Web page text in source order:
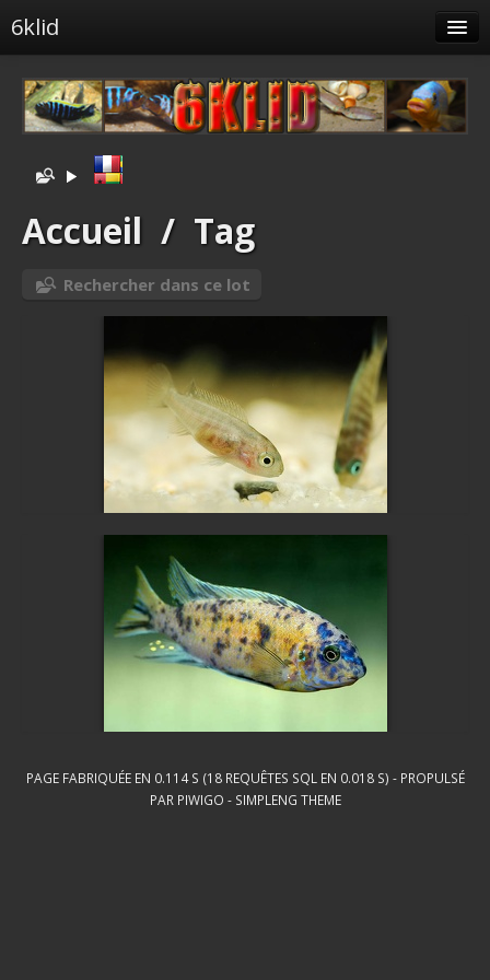
6klid
Tags liés
Spéciales
Albums liés
Identification
Accueil / Tag
Rechercher dans ce lot
PAGE FABRIQUÉE EN 0.114 S (18 REQUÊTES SQL EN 0.018 S) - PROPULSÉ
PAR PIWIGO - SIMPLENG THEME